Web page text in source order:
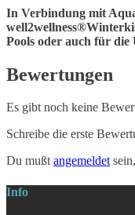
In Verbindung mit
Pools oder auch für die
Bewertungen
Es gibt noch keine
Schreibe die erste
Du mußtangemeldet
Info